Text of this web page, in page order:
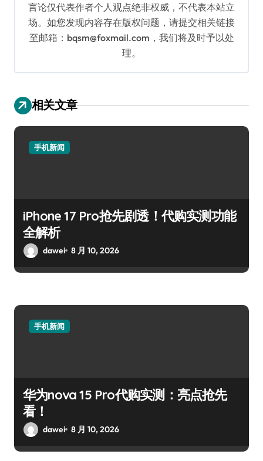
言论仅代表作者个人观点绝非权威，不代表本站立
场。如您发现内容存在版权问题，请提交相关链接
至邮箱：bqsm@foxmail.com，我们将及时予以处
理。
相关文章
手机新闻
iPhone 17 Pro抢先剧透！代购实测功能
全解析
dawei 8 月 10, 2026
手机新闻
华为nova 15 Pro代购实测：亮点抢先
看！
dawei 8 月 10, 2026